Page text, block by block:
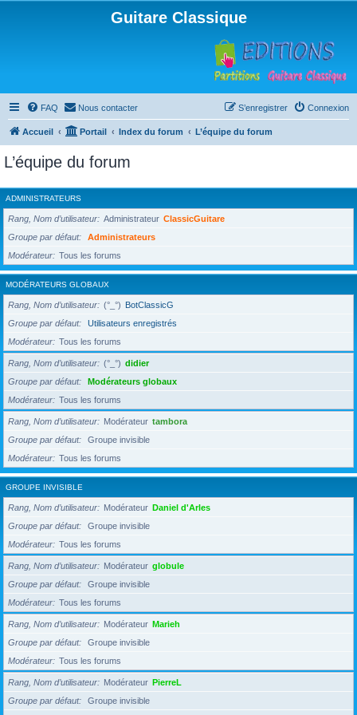
Guitare Classique
FAQ Nous contacter Connexion
S’enregistrer
Accueil Portail Index du forum L’équipe du forum
L’équipe du forum
ADMINISTRATEURS
Rang, Nom d’utilisateur Administrateur ClassicGuitare
Groupe par défaut
Administrateurs
Modérateur
Tous les forums
MODÉRATEURS GLOBAUX
Rang, Nom d’utilisateur (°_°) BotClassicG
Groupe par défaut
Utilisateurs enregistrés
Modérateur
Tous les forums
Rang, Nom d’utilisateur (°_°) didier
Groupe par défaut
Modérateurs globaux
Modérateur
Tous les forums
Rang, Nom d’utilisateur Modérateur tambora
Groupe par défaut
Groupe invisible
Modérateur
Tous les forums
GROUPE INVISIBLE
Rang, Nom d’utilisateur Modérateur Daniel d'Arles
Groupe par défaut
Groupe invisible
Modérateur
Tous les forums
Rang, Nom d’utilisateur Modérateur globule
Groupe par défaut
Groupe invisible
Modérateur
Tous les forums
Rang, Nom d’utilisateur Modérateur Marieh
Groupe par défaut
Groupe invisible
Modérateur
Tous les forums
Rang, Nom d’utilisateur Modérateur PierreL
Groupe par défaut
Groupe invisible